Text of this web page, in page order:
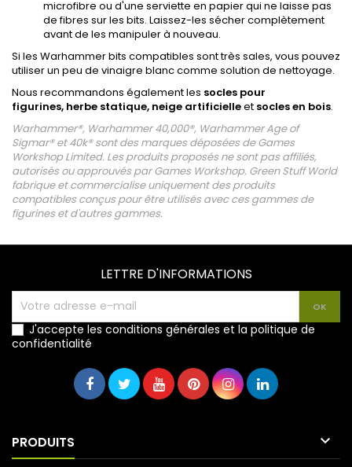
microfibre ou d'une serviette en papier qui ne laisse pas
de fibres sur les bits. Laissez-les sécher complètement
avant de les manipuler à nouveau.
Si les Warhammer bits compatibles sont très sales, vous pouvez
utiliser un peu de vinaigre blanc comme solution de nettoyage.
Nous recommandons également les socles pour
figurines, herbe statique, neige artificielleet socles en bois.
Warhammer®, Warhammer 40,000®, Warhammer Age of
Sigmar® et 40k® sont des marques déposées de Games
Workshop Limited. Les produits proposés ne sont pas affiliés,
autorisés ou approuvés par Games Workshop. Green Stuff World
fabrique et commercialise uniquement des produits
compatibles conçus pour être utilisés avec ces gammes de
figurines et d'autres gammes.
LETTRE D'INFORMATIONS
J'accepte les conditions générales et la politique de
confidentialité
PRODUITS 